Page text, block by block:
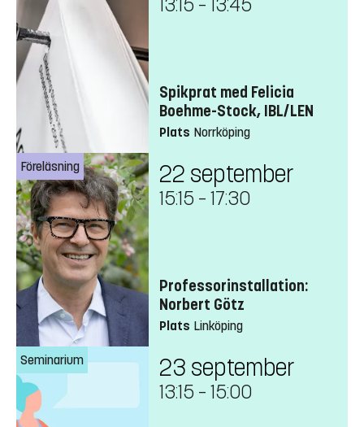
Spikprat med Felicia
Boehme-Stock, IBL/LEN
Plats Norrköping
Föreläsning 22 september
15:15 – 17:30
Professorinstallation:
Norbert Götz
Plats Linköping
Seminarium 23 september
13:15 – 15:00